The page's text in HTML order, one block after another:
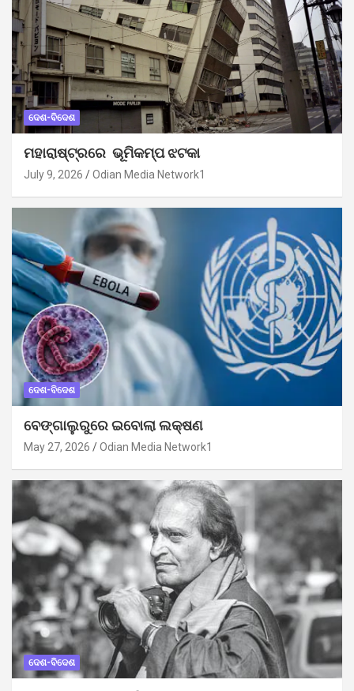
ଦେଶ-ବିଦେଶ
ମହାରାଷ୍ଟ୍ରରେ ଭୂମିକମ୍ପ ଝଟକା
July 9, 2026 Odian Media Network1
ଦେଶ-ବିଦେଶ
ବେଙ୍ଗାଲୁରୁରେ ଇବୋଲା ଲକ୍ଷଣ
May 27, 2026 Odian Media Network1
ଦେଶ-ବିଦେଶ